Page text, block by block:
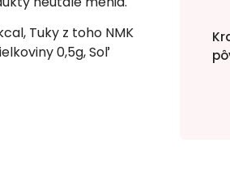
Tuky z toho NMK
0,5g, Soľ